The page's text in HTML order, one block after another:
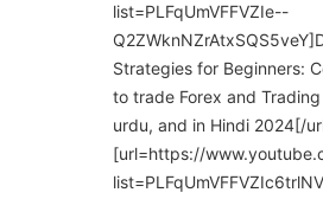
list=PLFqUmVFFVZIe--
Strategies for Beginners:
to trade Forex and Trading
urdu, and in Hindi 2024[/
[url=https://